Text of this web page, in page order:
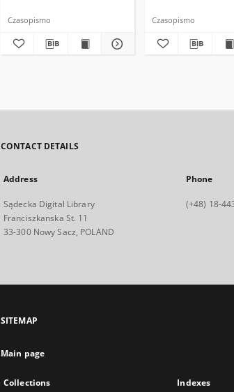
Czasopismo Czasopismo
CONTACT DETAILS
Address
Sądecka Digital Library
Franciszkanska St. 11
33-300 Nowy Sacz, POLAND
Phone
(+48) 18-
SITEMAP
Main page
Collections Indexes